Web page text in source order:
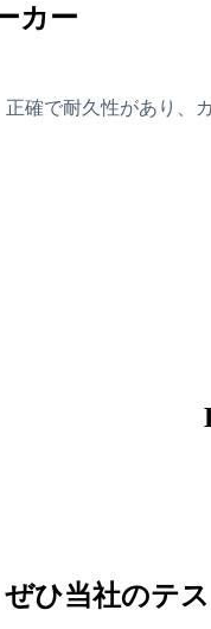
カー
確で耐久性があり、
ぜひ当社のテ